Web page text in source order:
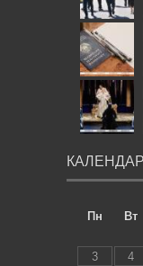
Пн
Вт
3
4